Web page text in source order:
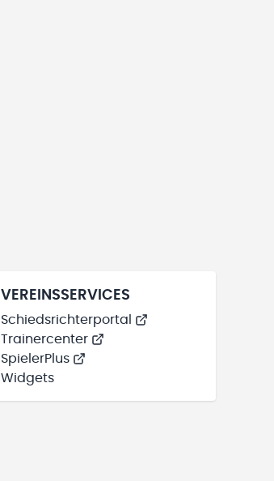
VEREINSSERVICES
Schiedsrichterportal
Trainercenter
SpielerPlus
Widgets